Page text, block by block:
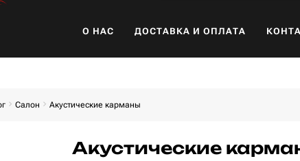
O НАС ДОСТАВКА И ОПЛАТА
Салон Акустические карманы
Акустические